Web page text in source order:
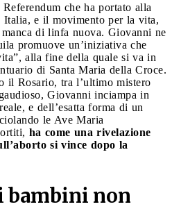
che ha portato alla
Italia, e il movimento per la vita,
di linfa nuova. Giovanni ne
promuove un’iniziativa che
alla fine della quale si va in
di Santa Maria della Croce.
il Rosario, tra l’ultimo mistero
Giovanni inciampa in
e dell’esatta forma di un
le Ave Maria
ha come una rivelazione
si vince dopo la
bambini non